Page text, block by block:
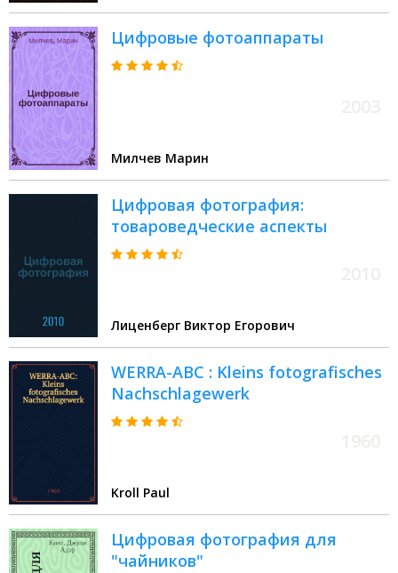
Цифровые фотоаппараты
Милчев Марин
Цифровая фотография:
товароведческие аспекты
Лиценберг Виктор Егорович
WERRA-ABC : Kleins fotografisches
Nachschlagewerk
Kroll Paul
Цифровая фотография для
"чайников"